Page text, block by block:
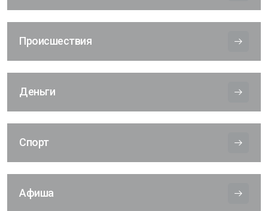
Происшествия
Деньги
Спорт
Афиша